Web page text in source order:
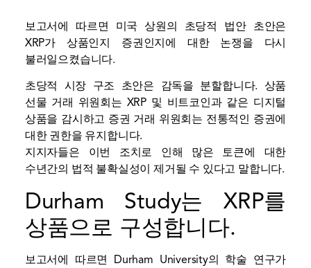
보고서에 따르면 미국 상원의 초당적 법안 초안은
XRP가 상품인지 증권인지에 대한 논쟁을 다시
불러일으켰습니다.
초당적 시장 구조 초안은 감독을 분할합니다. 상품
선물 거래 위원회는 XRP 및 비트코인과 같은 디지털
상품을 감시하고 증권 거래 위원회는 전통적인 증권에
대한 권한을 유지합니다.
지지자들은 이번 조치로 인해 많은 토큰에 대한
수년간의 법적 불확실성이 제거될 수 있다고 말합니다.
Durham Study는 XRP를
상품으로 구성합니다.
보고서에 따르면 Durham University의 학술 연구가